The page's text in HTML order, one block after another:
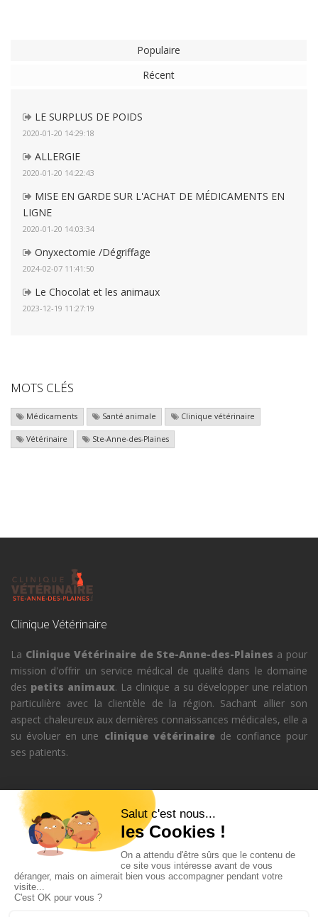
Populaire
Récent
LE SURPLUS DE POIDS
2020-01-20 14:29:18
ALLERGIE
2020-01-20 14:22:43
MISE EN GARDE SUR L'ACHAT DE MÉDICAMENTS EN
LIGNE
2020-01-20 14:03:34
Onyxectomie /Dégriffage
2024-02-07 11:41:50
Le Chocolat et les animaux
2023-12-19 11:27:19
MOTS CLÉS
Médicaments Santé animale Clinique vétérinaire
Vétérinaire Ste-Anne-des-Plaines
Clinique Vétérinaire
La Clinique Vétérinaire de Ste-Anne-des-Plaines a pour
mission d'offrir un service médical de qualité dans le domaine
des petits animaux. La clinique a su développer une relation
particulière avec la clientèle de la région. Sachant allier son
aspect chaleureux aux dernières connaissances médicales, elle a
su évoluer en une clinique vétérinairede confiance pour
ses patients.
Appelez-nous au 450-478-5175
fissuresdefondation.ca/fissures-de-fondation